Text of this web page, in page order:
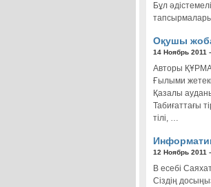
Бұл
Оқушы
14 Ноябрь 2011
Авторы
Ғылыми
Қазалы
Табиғаттағы
тілі, …
12 Ноябрь 2011
В есебі
Сіздің